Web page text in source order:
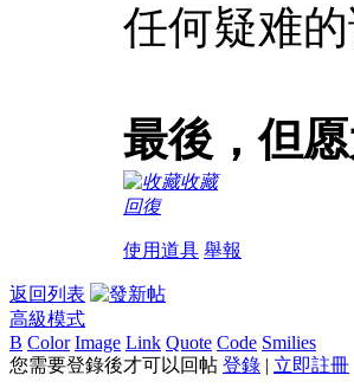
任何疑难
最後，但
收藏
回復
使用道具 舉報
返回列表
高級模式
B Color Image Link Quote Code Smilies
您需要登錄後才可以回帖 登錄 | 立即註冊